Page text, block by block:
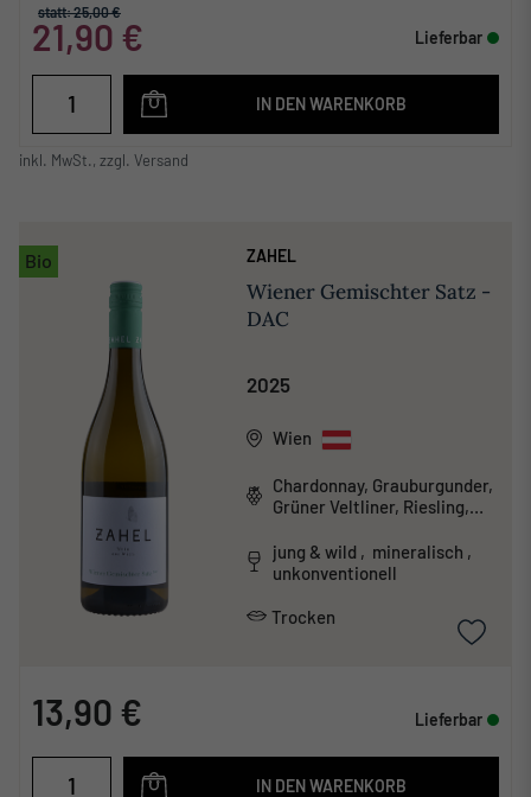
statt: 25,00 €
21,90 € Lieferbar
IN DEN WARENKORB
inkl. MwSt., zzgl. Versand
Bio ZAHEL
Wiener Gemischter Satz -
DAC
2025
Wien
Chardonnay, Grauburgunder,
Grüner Veltliner, Riesling,
jung & wild , mineralisch ,
unkonventionell
Trocken
13,90 € Lieferbar
IN DEN WARENKORB